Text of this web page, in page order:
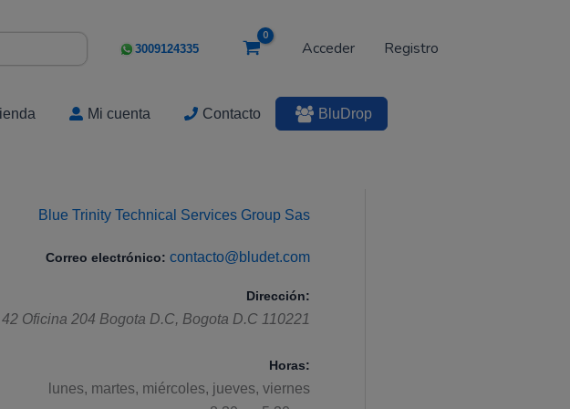
3009124335 Acceder Registro
Mi cuenta Contacto BluDrop
Blue Trinity Technical Services Group Sas
Correo electrónico: contacto@bludet.com
Dirección:
Oficina 204 Bogota D.C, Bogota D.C 110221
Horas:
lunes, martes, miércoles, jueves, viernes